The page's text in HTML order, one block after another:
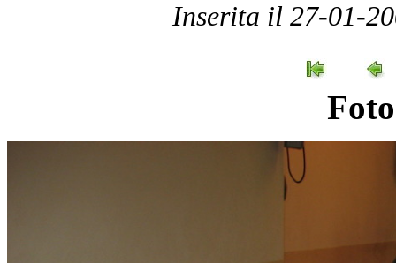
Inserita il 27-01-